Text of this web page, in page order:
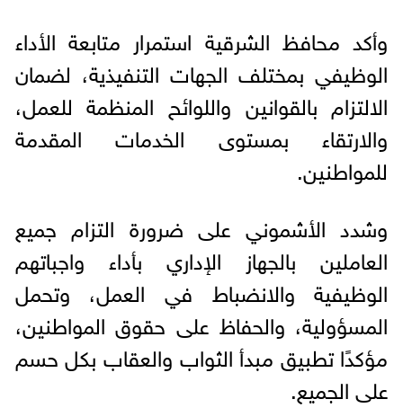
وأكد محافظ الشرقية استمرار متابعة الأداء
الوظيفي بمختلف الجهات التنفيذية، لضمان
الالتزام بالقوانين واللوائح المنظمة للعمل،
والارتقاء بمستوى الخدمات المقدمة
للمواطنين.
وشدد الأشموني على ضرورة التزام جميع
العاملين بالجهاز الإداري بأداء واجباتهم
الوظيفية والانضباط في العمل، وتحمل
المسؤولية، والحفاظ على حقوق المواطنين،
مؤكدًا تطبيق مبدأ الثواب والعقاب بكل حسم
على الجميع.